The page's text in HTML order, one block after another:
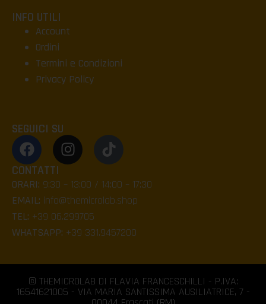
INFO UTILI
Account
Ordini
Termini e Condizioni
Privacy Policy
SEGUICI SU
CONTATTI
ORARI: 9:30 – 13:00 / 14:00 – 17:30
EMAIL: info@themicrolab.shop
TEL: +39 06.299705
WHATSAPP: +39 331.9457200
© THEMICROLAB DI FLAVIA FRANCESCHILLI - P.IVA:
16541621005 - VIA MARIA SANTISSIMA AUSILIATRICE, 7 -